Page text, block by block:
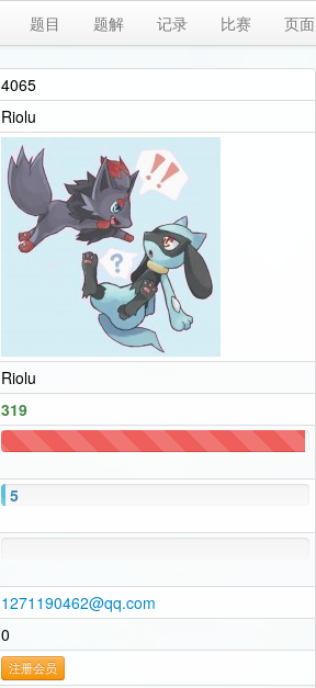
题目 题解 记录 比赛 页面
4065
Riolu
Riolu
319
5
1271190462@qq.com
0
注册会员